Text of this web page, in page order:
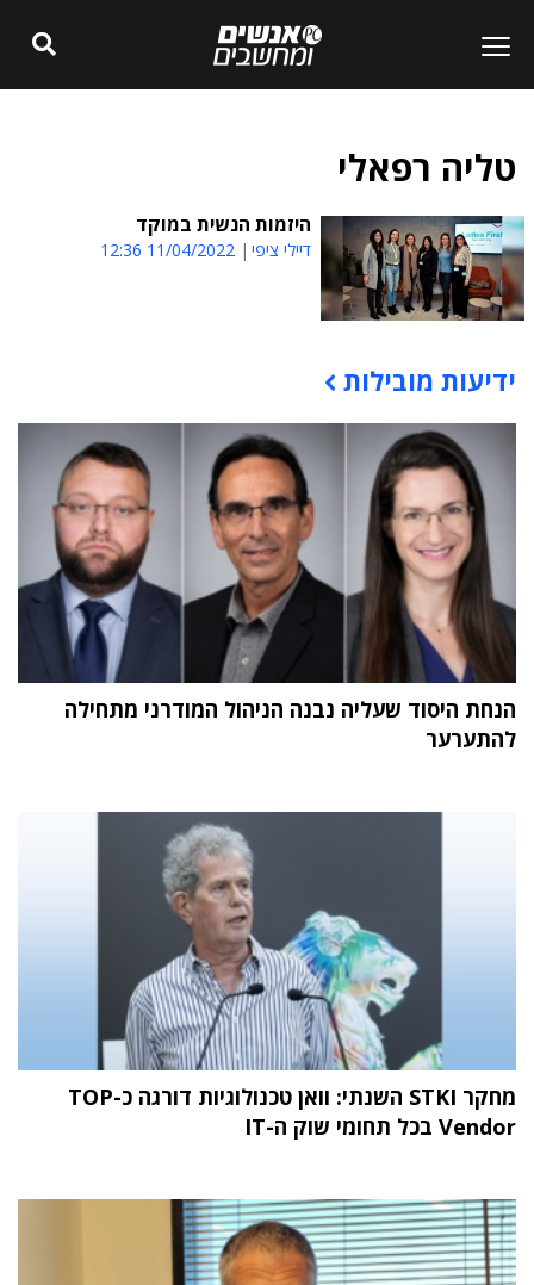
טליה רפאלי
היזמות הנשית במוקד
דיילי ציפי 11/04/2022 12:36
תוכן פרסומי
ידיעות מובילות
הנחת היסוד שעליה נבנה הניהול המודרני מתחילה
להתערער
מחקר STKI השנתי: וואן טכנולוגיות דורגה כ-TOP
Vendor בכל תחומי שוק ה-IT